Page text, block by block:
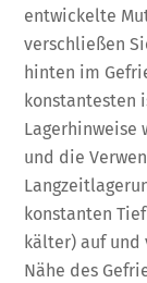
entwickelte
verschließen
hinten im
konstantesten
Lagerhinweise
und die
konstanten
kälter) auf und
Nähe des